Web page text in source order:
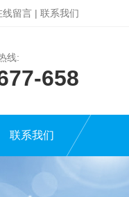
线留言 | 联系我们
线:
658
联系我们